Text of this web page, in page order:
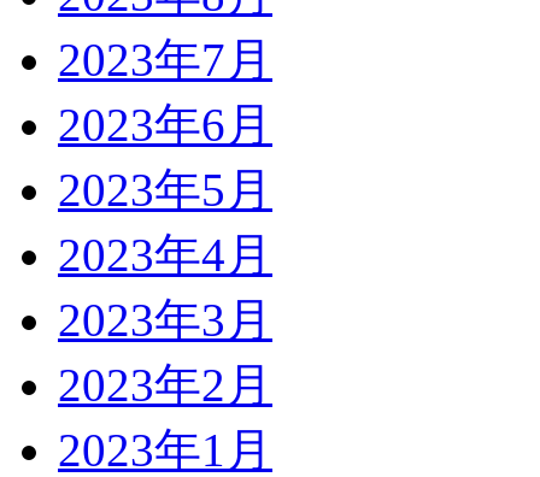
2023年7月
2023年6月
2023年5月
2023年4月
2023年3月
2023年2月
2023年1月